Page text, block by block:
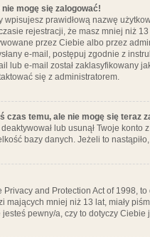
mogę się zalogować!
wpisujesz prawidłową nazwę
rejestracji, że masz mniej niż
przez Ciebie albo przez
e-mail, postępuj zgodnie z
lub e-mail został zaklasyfikowany
się z administratorem.
czas temu, ale nie mogę się teraz
lub usunął Twoje
bazy danych. Jeżeli to
Privacy and Protection Act of 1998,
mających mniej niż 13 lat, miały
pewny/a, czy to dotyczy